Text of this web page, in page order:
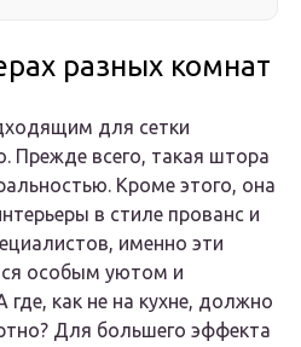
разных комнат
для сетки
Прежде всего, такая штора
Кроме этого, она
в стиле прованс и
именно эти
особым уютом и
где, как не на кухне, должно
Для большего эффекта